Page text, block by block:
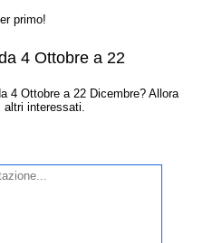
primo!
4 Ottobre a 22
4 Ottobre a 22 Dicembre? Allora
altri interessati.